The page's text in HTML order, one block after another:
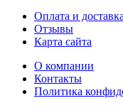
Оплата и доставка
Отзывы
Карта сайта
О компании
Контакты
Политика